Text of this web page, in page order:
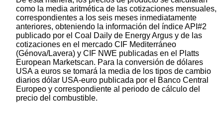
como la media aritmética de las cotizaciones mensuales,
correspondientes a los seis meses inmediatamente
anteriores, obteniendo la información del índice API#2
publicado por el Coal Daily de Energy Argus y de las
cotizaciones en el mercado CIF Mediterráneo
(Génova/Lavera) y CIF NWE publicadas en el Platts
European Marketscan. Para la conversión de dólares
USA a euros se tomará la media de los tipos de cambio
diarios dólar USA-euro publicada por el Banco Central
Europeo y correspondiente al periodo de cálculo del
precio del combustible.